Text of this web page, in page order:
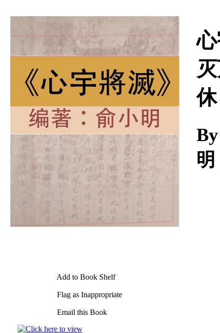
Add to Book Shelf
Flag as Inappropriate
Email this Book
休
明